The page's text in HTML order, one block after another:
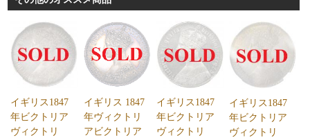
イギリス1847
年ビクトリア
ヴィクトリ
イギリス 1847
年ヴィクトリ
アビクトリア
イギリス1847
年ビクトリア
ヴィクトリ
イギリス1847
年ビクトリア
ヴィクトリ